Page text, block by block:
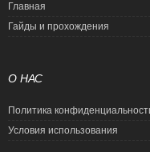
Главная
Гайды и прохождения
О НАС
Политика
Условия использования